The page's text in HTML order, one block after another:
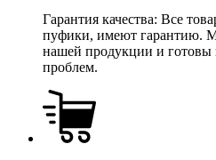
Гарантия качества: Все
пуфики, имеют гарантию.
нашей продукции и готовы
проблем.